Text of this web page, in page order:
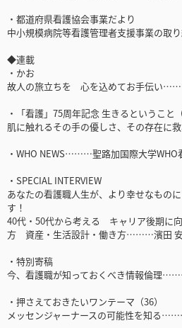
・都道府県看護協会事業だより
中小規模病院等看護管理者支援事業の
◆連載
・かお
故人の旅立ちを 心を込めてお手伝い
・「看護」75周年記念 生きるということ（
肌に触れるその手の優しさ、その存在
・WHO NEWS………聖路加国際大学WHO
・SPECIAL INTERVIEW
あなたの看護職人生が、より幸せなもの
す！
40代・50代から考える キャリア後期に
方 資産・生活設計・働き方………濱田
・特別寄稿
今、看護職が知っておくべき情報倫理
・押さえておきたいワンテーマ（36）
メッセンジャーナースの可能性を知る